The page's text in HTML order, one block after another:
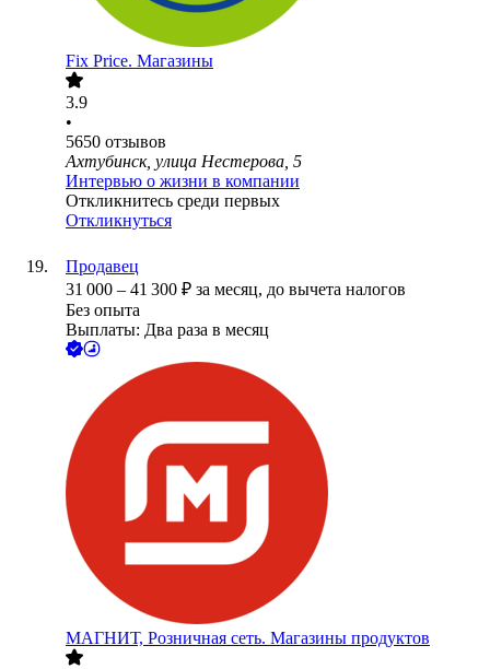
Fix Price. Магазины
3.9
•
5650 отзывов
Ахтубинск, улица Нестерова, 5
Интервью о жизни в компании
Откликнитесь среди первых
Откликнуться
Продавец
31 000 – 41 300 ₽ за месяц, до вычета налогов
Без опыта
Выплаты: Два раза в месяц
МАГНИТ, Розничная сеть. Магазины продуктов